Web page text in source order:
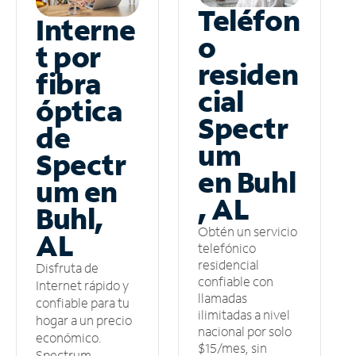
Interne
t por
fibra
óptica
de
Spectr
um en
Buhl,
AL
Disfruta de
Internet rápido y
confiable para tu
hogar a un precio
económico.
Teléfon
o
residen
cial
Spectr
um
en Buhl
, AL
Obtén un servicio
telefónico
residencial
confiable con
llamadas
ilimitadas a nivel
nacional por solo
$15/mes, sin